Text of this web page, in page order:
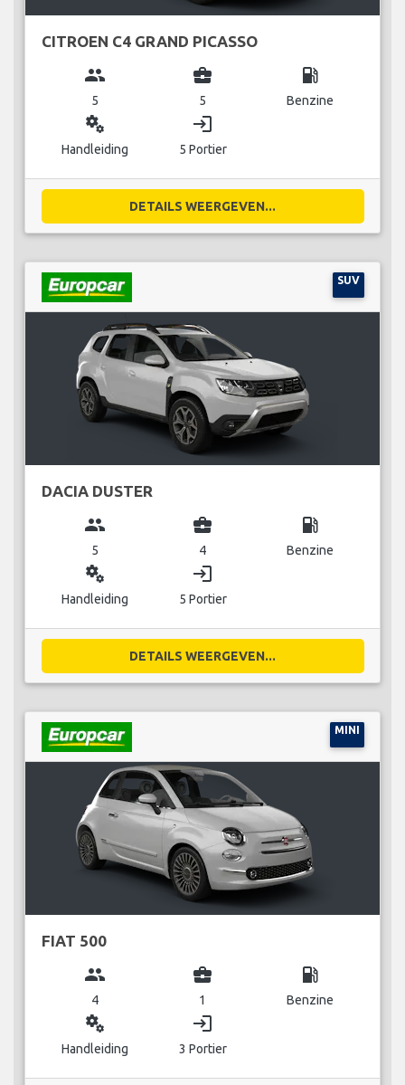
CITROEN C4 GRAND PICASSO
group
5
business_center
5
local_gas_station
Benzine
miscellaneous_services
Handleiding
login
5 Portier
DETAILS WEERGEVEN...
SUV
DACIA DUSTER
group
5
business_center
4
local_gas_station
Benzine
miscellaneous_services
Handleiding
login
5 Portier
DETAILS WEERGEVEN...
MINI
FIAT 500
group
4
business_center
1
local_gas_station
Benzine
miscellaneous_services
Handleiding
login
3 Portier